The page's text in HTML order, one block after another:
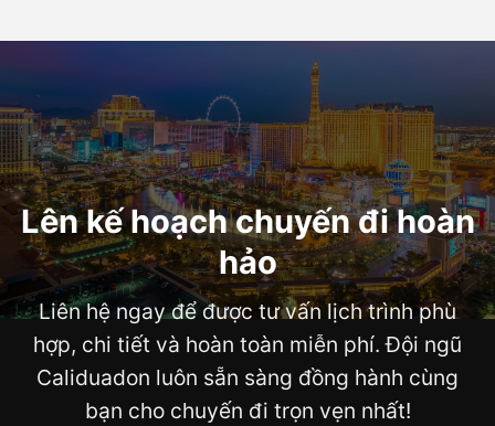
Lên kế hoạch chuyến đi hoàn
hảo
Liên hệ ngay để được tư vấn lịch trình phù
hợp, chi tiết và hoàn toàn miễn phí. Đội ngũ
Caliduadon luôn sẵn sàng đồng hành cùng
bạn cho chuyến đi trọn vẹn nhất!